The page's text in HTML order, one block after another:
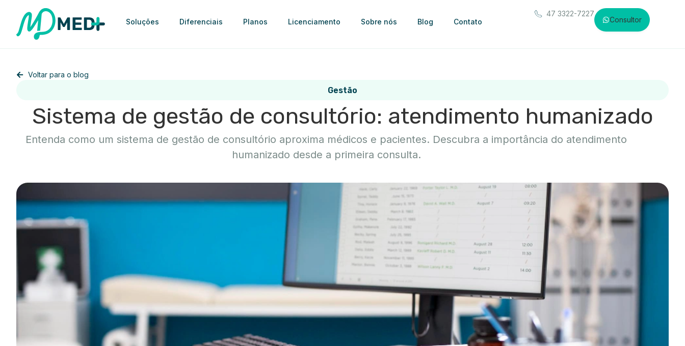
Soluções Diferenciais Planos Licenciamento Sobre nós Blog Contato
47 3322-7227
Consultor
Voltar para o blog
Gestão
Sistema de gestão de consultório: atendimento humanizado
Entenda como um sistema de gestão de consultório aproxima médicos e pacientes. Descubra a importância do atendimento
humanizado desde a primeira consulta.